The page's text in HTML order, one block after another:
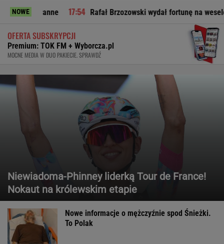
NOWE Rafał Brzozowski wydał fortunę na wesele? Odsłania
OFERTA SUBSKRYPCJI
Premium: TOK FM + Wyborcza.pl
MOCNE MEDIA W DUO PAKIECIE. SPRAWDŹ
Niewiadoma-Phinney liderką Tour de France!
Nokaut na królewskim etapie
Nowe informacje o mężczyźnie spod Śnieżki.
To Polak